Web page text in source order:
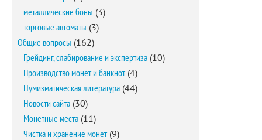
металлические боны (3)
торговые автоматы (3)
Общие вопросы (162)
Грейдинг, слабирование и экспертиза (10)
Производство монет и банкнот(4)
Нумизматическая литература (44)
Новости сайта (30)
Монетные места (11)
Чистка и хранение монет(9)